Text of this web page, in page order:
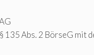
Abs. 2 BörseG mit